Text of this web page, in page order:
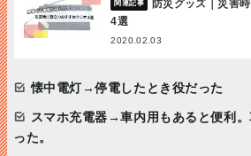
防災グッズ｜災害
4選
2020.02.03
懐中電灯→停電したとき役だった
スマホ充電器→車内用もあると便利
った。